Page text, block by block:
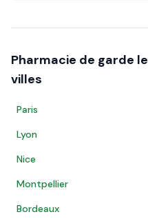
Pharmacie de garde le
villes
Paris
Lyon
Nice
Montpellier
Bordeaux